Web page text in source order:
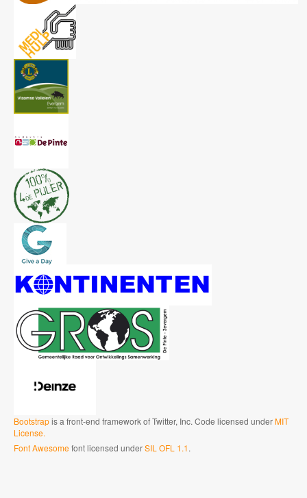
Bootstrapis a front-end framework of Twitter, Inc. Code licensed underMIT
License.
Font Awesomefont licensed underSIL OFL 1.1.